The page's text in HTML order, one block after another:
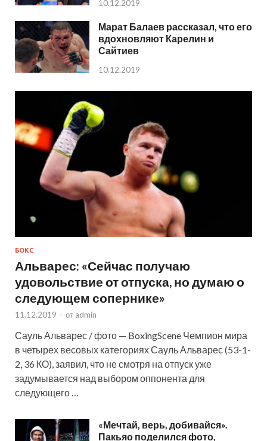
10.12.2019
Марат Балаев рассказал, что его
вдохновляют Карелин и
Сайтиев
10.12.2019
БОКС
Альварес: «Сейчас получаю
удовольствие от отпуска, но думаю о
следующем сопернике»
11.12.2019 - от admin
Сауль Альварес / фото — BoxingScene Чемпион мира
в четырех весовых категориях Сауль Альварес (53-1-
2, 36 КО), заявил, что не смотря на отпуск уже
задумывается над выбором оппонента для
следующего …
«Мечтай, верь, добивайся».
Пакьяо поделился фото,